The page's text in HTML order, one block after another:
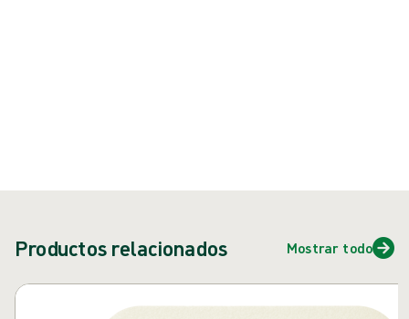
Productos relacionados Mostrar todo